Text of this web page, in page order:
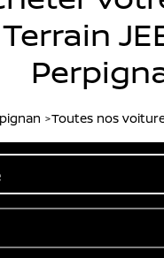
Terrain
Toutes nos